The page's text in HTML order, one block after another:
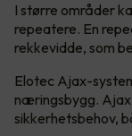
I større områder
repeatere. En
rekkevidde, som
Elotec Ajax-
næringsbygg. Ajax
sikkerhetsbehov,